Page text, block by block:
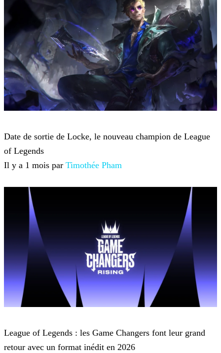
Date de sortie de Locke, le nouveau champion de League
of Legends
Il y a 1 mois par Timothée Pham
League of Legends : les Game Changers font leur grand
retour avec un format inédit en 2026